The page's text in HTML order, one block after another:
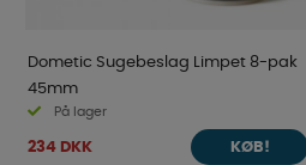
Dometic Sugebeslag Limpet 8-pak
45mm
På lager
234 DKK KØB!